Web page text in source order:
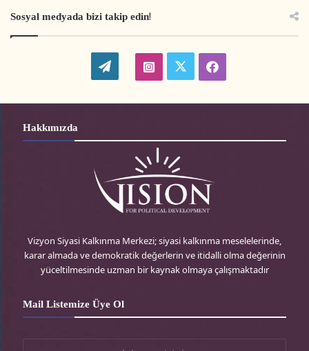
Sosyal medyada bizi takip edin!
P
r
s
t
a
g
a
-
t
e
-
r
k
t
Hakkımızda
Vizyon Siyasi Kalkınma Merkezi; siyasi kalkınma meselelerinde,
karar almada ve demokratik değerlerin ve itidalli olma değerinin
yüceltilmesinde uzman bir kaynak olmaya çalışmaktadır
Mail Listemize Üye Ol